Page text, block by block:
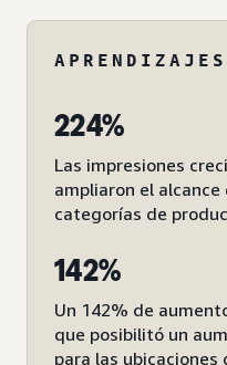
224%
Las impresiones
ampliaron el alcance
categorías de
142%
Un 142% de
que posibilitó un
para las ubicaciones